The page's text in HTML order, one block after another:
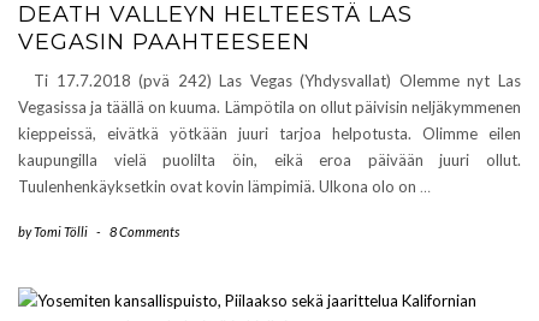
DEATH VALLEYN HELTEESTÄ LAS
VEGASIN PAAHTEESEEN
Ti 17.7.2018 (pvä 242) Las Vegas (Yhdysvallat) Olemme nyt Las
Vegasissa ja täällä on kuuma. Lämpötila on ollut päivisin neljäkymmenen
kieppeissä, eivätkä yötkään juuri tarjoa helpotusta. Olimme eilen
kaupungilla vielä puolilta öin, eikä eroa päivään juuri ollut.
Tuulenhenkäyksetkin ovat kovin lämpimiä. Ulkona olo on …
byTomi Tölli - 8 Comments